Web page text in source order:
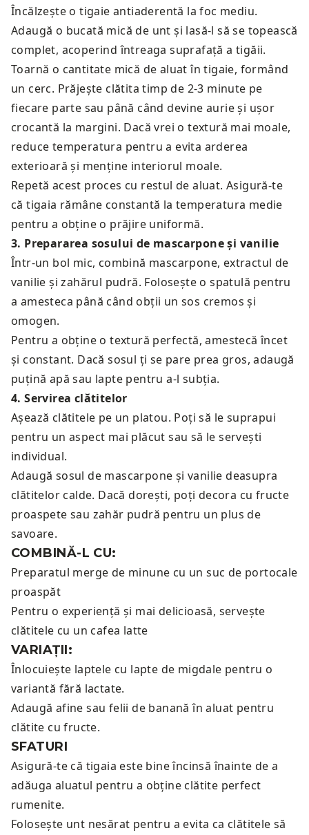
Încălzește o tigaie antiaderentă la foc mediu.
Adaugă o bucată mică de unt și lasă-l să se topească
complet, acoperind întreaga suprafață a tigăii.
Toarnă o cantitate mică de aluat în tigaie, formând
un cerc. Prăjește clătita timp de 2-3 minute pe
fiecare parte sau până când devine aurie și ușor
crocantă la margini. Dacă vrei o textură mai moale,
reduce temperatura pentru a evita arderea
exterioară și menține interiorul moale.
Repetă acest proces cu restul de aluat. Asigură-te
că tigaia rămâne constantă la temperatura medie
pentru a obține o prăjire uniformă.
3. Prepararea sosului de mascarpone și vanilie
Într-un bol mic, combină mascarpone, extractul de
vanilie și zahărul pudră. Folosește o spatulă pentru
a amesteca până când obții un sos cremos și
omogen.
Pentru a obține o textură perfectă, amestecă încet
și constant. Dacă sosul ți se pare prea gros, adaugă
puțină apă sau lapte pentru a-l subția.
4.Servirea clătitelor
Așează clătitele pe un platou. Poți să le suprapui
pentru un aspect mai plăcut sau să le servești
individual.
Adaugă sosul de mascarpone și vanilie deasupra
clătitelor calde. Dacă dorești, poți decora cu fructe
proaspete sau zahăr pudră pentru un plus de
savoare.
COMBINĂ-L CU:
Preparatul merge de minune cu un suc de portocale
proaspăt
Pentru o experiență și mai delicioasă, servește
clătitele cu un cafea latte
VARIAȚII:
Înlocuiește laptele cu lapte de migdale pentru o
variantă fără lactate.
Adaugă afine sau felii de banană în aluat pentru
clătite cu fructe.
SFATURI
Asigură-te că tigaia este bine încinsă înainte de a
adăuga aluatul pentru a obține clătite perfect
rumenite.
Folosește unt nesărat pentru a evita ca clătitele să